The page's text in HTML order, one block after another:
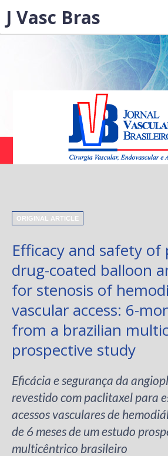
ORIGINAL ARTICLE
Efficacy and safety of
drug-coated balloon
for stenosis of
vascular access: 6-
from a brazilian
prospective study
Eficácia e segurança da
revestido com paclitaxel para
acessos vasculares de
de 6 meses de um estudo
multicêntrico brasileiro
J Vasc Bras